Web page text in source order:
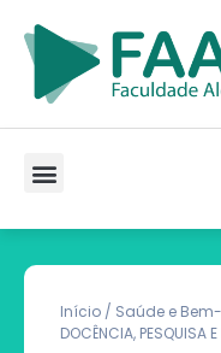
Início / Saúde e
DOCÊNCIA, PESQUISA